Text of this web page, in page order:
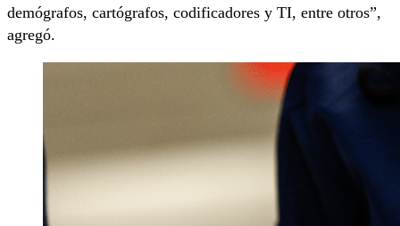
demógrafos, cartógrafos, codificadores y TI, entre otros”,
agregó.